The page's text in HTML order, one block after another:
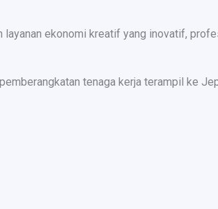
ekonomi kreatif yang inovatif,
tenaga kerja terampil ke